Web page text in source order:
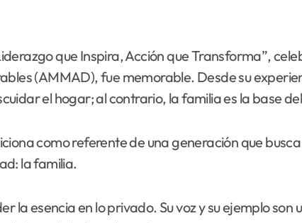
que Inspira, Acción que Transforma”,
(AMMAD), fue memorable. Desde su
el hogar; al contrario, la familia es la base
como referente de una generación que
la familia.
la esencia en lo privado. Su voz y su ejemplo son